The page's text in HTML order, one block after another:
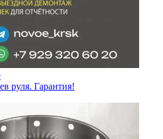
руля. Гарантия!